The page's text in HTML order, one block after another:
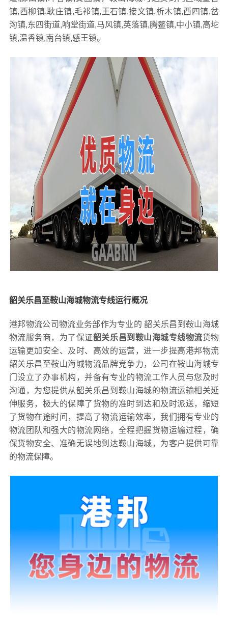
镇,西柳镇,耿庄镇,毛祁镇,王石镇,接文镇,析木镇,西四镇,岔
沟镇,东四街道,响堂街道,马风镇,英落镇,腾鳌镇,中小镇,高坨
镇,温香镇,南台镇,感王镇。
韶关乐昌至鞍山海城物流专线运行概况
港邦物流公司物流业务部作为专业的 韶关乐昌到鞍山海城
物流服务商，为了保证韶关乐昌到鞍山海城专线物流货物
运输更加安全、及时、高效的运营，进一步提高港邦物流
韶关乐昌至鞍山海城物流品牌竞争力，公司在鞍山海城专
门设立了办事机构，并备有专业的物流工作人员与您及时
沟通，为您提供从韶关乐昌到鞍山海城的物流运输相关延
伸服务，极大的保障了货物的准时到达和及时派送，缩短
了货物在途时间，提高了物流运输效率，我们拥有专业的
物流团队和强大的物流网络，全程把握货物运输过程，确
保货物安全、准确无误地到达鞍山海城，为客户提供可靠
的物流保障。